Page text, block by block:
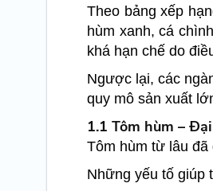
Theo bảng xếp
hùm xanh, cá
khá hạn chế do
Ngược lại, các
quy mô sản xuất
1.1 Tôm hùm –
Tôm hùm từ lâu
Những yếu tố giúp